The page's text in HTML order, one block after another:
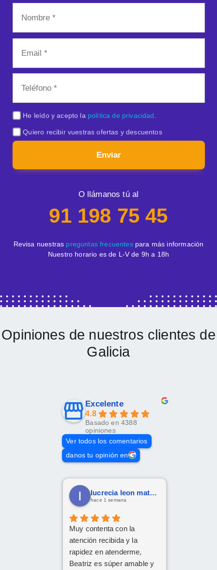
He leído y acepto la política de privacidad.
Quiero recibir vuestras ofertas y descuentos
Enviar
O llámanos tú al
91 198 75 45
Revisa nuestras preguntas frecuentespara más información
Nuestro horario es de L-V de 9h a 18h
Opiniones de nuestros clientes de
Galicia
Excelente
4.8
Basado en 4388
opiniones
Ver todos los comentarios
danos tu opinión en
lucrecia leon mateos
hace 1 semana
Muy contenta con la
atención recibida y la
rapidez en atenderme,
Beatriz es súper amable y